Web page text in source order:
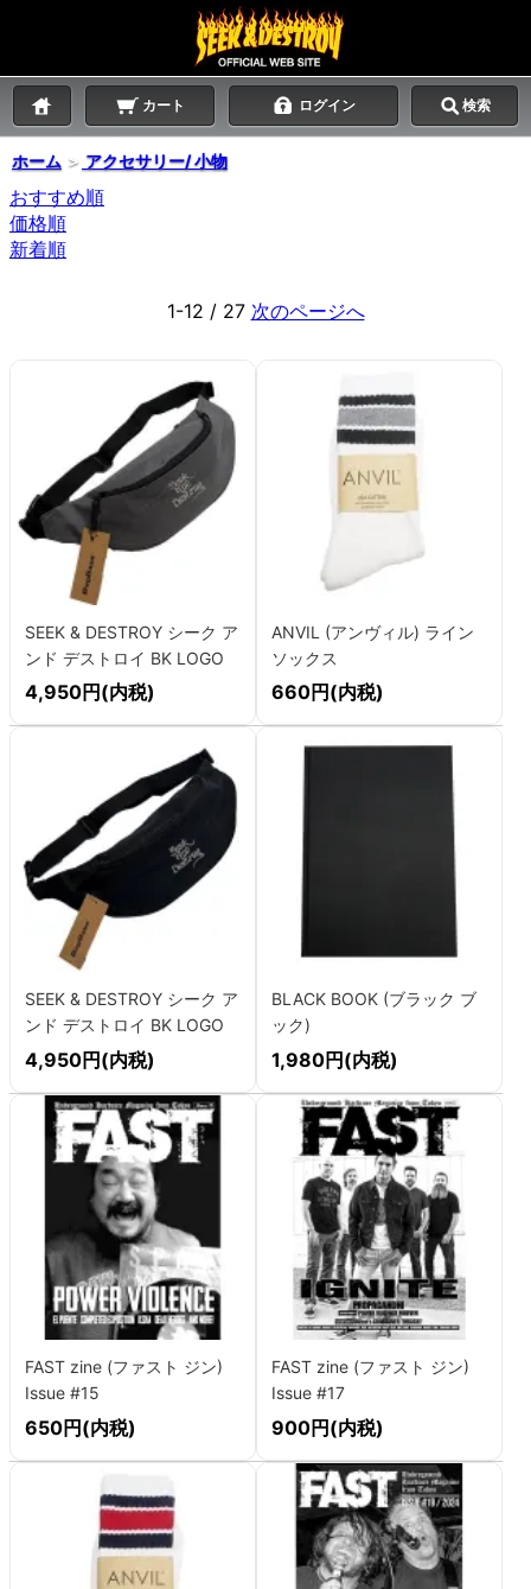
カート ログイン 検索
ホーム ＞ アクセサリー/ 小物
おすすめ順
価格順
新着順
1-12 / 27 次のページへ
SEEK & DESTROY シーク ア
ンド デストロイ BK LOGO
ウェストバッグ
4,950円(内税)
ANVIL (アンヴィル) ライン
ソックス
660円(内税)
SEEK & DESTROY シーク ア
ンド デストロイ BK LOGO
ウェストバッグ
4,950円(内税)
BLACK BOOK (ブラック ブ
ック)
1,980円(内税)
FAST zine (ファスト ジン)
Issue #15
650円(内税)
FAST zine (ファスト ジン)
Issue #17
900円(内税)